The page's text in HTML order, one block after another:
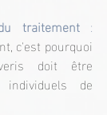
traitement
c'est pourquoi
doit être
de